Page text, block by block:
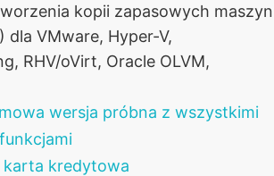
kopii zapasowych maszyn
VMware, Hyper-V,
RHV/oVirt, Oracle OLVM,
wersja próbna z wszystkimi
karta kredytowa